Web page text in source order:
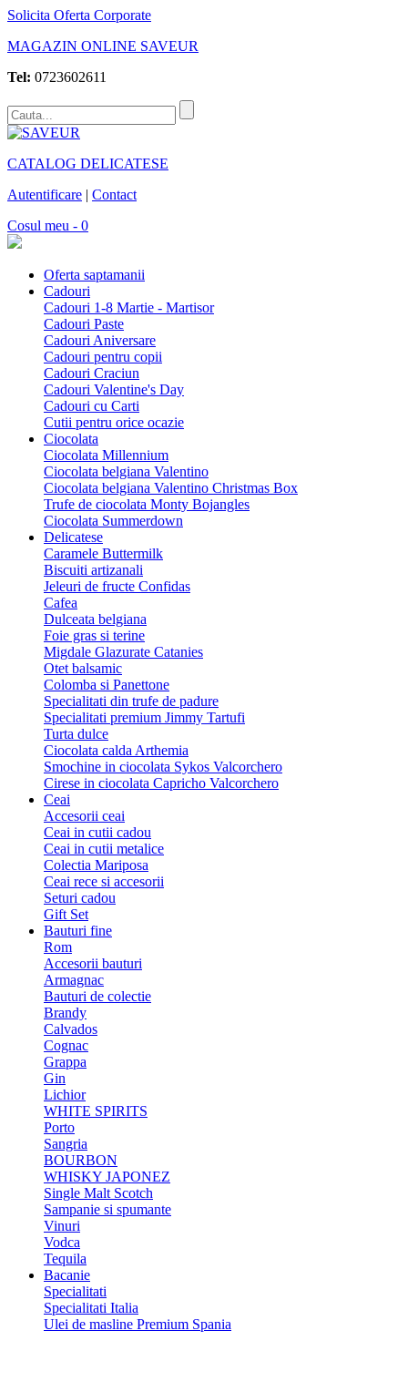
Solicita Oferta Corporate
MAGAZIN ONLINE SAVEUR
Tel: 0723602611
CATALOG DELICATESE
Autentificare | Contact
Cosul meu - 0
Oferta saptamanii
Cadouri
Cadouri 1-8 Martie - Martisor
Cadouri Paste
Cadouri Aniversare
Cadouri pentru copii
Cadouri Craciun
Cadouri Valentine's Day
Cadouri cu Carti
Cutii pentru orice ocazie
Ciocolata
Ciocolata Millennium
Ciocolata belgiana Valentino
Ciocolata belgiana Valentino Christmas Box
Trufe de ciocolata Monty Bojangles
Ciocolata Summerdown
Delicatese
Caramele Buttermilk
Biscuiti artizanali
Jeleuri de fructe Confidas
Cafea
Dulceata belgiana
Foie gras si terine
Migdale Glazurate Catanies
Otet balsamic
Colomba si Panettone
Specialitati din trufe de padure
Specialitati premium Jimmy Tartufi
Turta dulce
Ciocolata calda Arthemia
Smochine in ciocolata Sykos Valcorchero
Cirese in ciocolata Capricho Valcorchero
Ceai
Accesorii ceai
Ceai in cutii cadou
Ceai in cutii metalice
Colectia Mariposa
Ceai rece si accesorii
Seturi cadou
Gift Set
Bauturi fine
Rom
Accesorii bauturi
Armagnac
Bauturi de colectie
Brandy
Calvados
Cognac
Grappa
Gin
Lichior
WHITE SPIRITS
Porto
Sangria
BOURBON
WHISKY JAPONEZ
Single Malt Scotch
Sampanie si spumante
Vinuri
Vodca
Tequila
Bacanie
Specialitati
Specialitati Italia
Ulei de masline Premium Spania